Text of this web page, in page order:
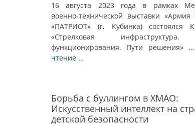
16 августа 2023 года в рамках
военно-технической выставки
«ПАТРИОТ» (г. Кубинка) состоялся
«Стрелковая
функционирования. Пути решения»
чтение …
Борьба с буллингом в ХМАО:
Искусственный интеллект на
детской безопасности